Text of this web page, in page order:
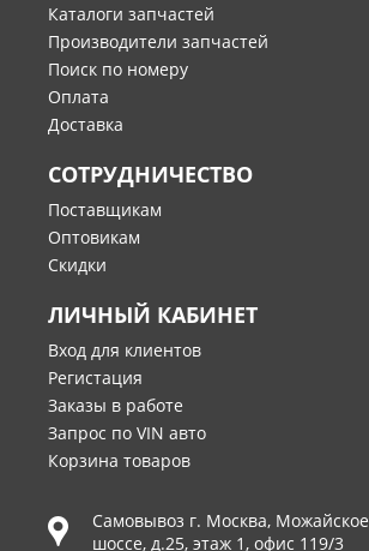
Каталоги запчастей
Производители запчастей
Поиск по номеру
Оплата
Доставка
СОТРУДНИЧЕСТВО
Поставщикам
Оптовикам
Скидки
ЛИЧНЫЙ КАБИНЕТ
Вход для клиентов
Регистация
Заказы в работе
Запрос по VIN авто
Корзина товаров
Самовывоз г. Москва, Можайское
шоссе, д.25, этаж 1, офис 119/3